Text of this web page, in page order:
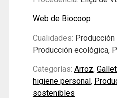
Web de Biocoop
Cualidades: Producción
Producción ecológica,
Categorías: Arroz,
higiene personal,
sostenibles